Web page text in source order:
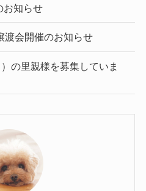
知らせ
会開催のお知らせ
の里親様を募集していま